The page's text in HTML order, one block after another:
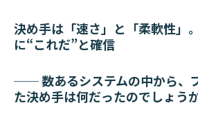
決め手は「速さ」と「柔軟性」
に“これだ”と確信
── 数あるシステムの中から、
た決め手は何だったのでしょう